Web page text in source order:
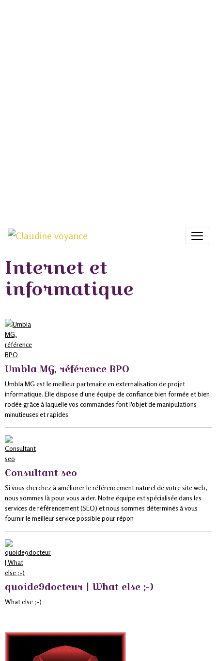
Internet et
informatique
Umbla MG, référence BPO
Umbla MG est le meilleur partenaire en externalisation de projet
informatique. Elle dispose d'une équipe de confiance bien formée et bien
rodée grâce à laquelle vos commandes font l'objet de manipulations
minutieuses et rapides.
Consultant seo
Si vous cherchez à améliorer le référencement naturel de votre site web,
nous sommes là pour vous aider. Notre équipe est spécialisée dans les
services de référencement (SEO) et nous sommes déterminés à vous
fournir le meilleur service possible pour répon
quoide9docteur | What else ;-)
What else ;-)